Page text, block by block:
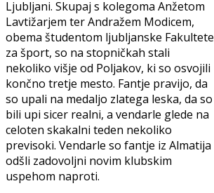
Ljubljani. Skupaj s kolegoma Anžetom
Lavtižarjem ter Andražem Modicem,
obema študentom ljubljanske Fakultete
za šport, so na stopničkah stali
nekoliko višje od Poljakov, ki so osvojili
končno tretje mesto. Fantje pravijo, da
so upali na medaljo zlatega leska, da so
bili upi sicer realni, a vendarle glede na
celoten skakalni teden nekoliko
previsoki. Vendarle so fantje iz Almatija
odšli zadovoljni novim klubskim
uspehom naproti.